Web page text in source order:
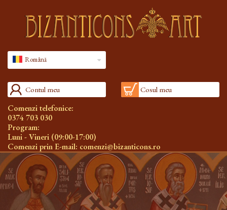
Română
Contul meu Cosul meu
Comenzi telefonice:
0374 703 030
Program:
Luni - Vineri (09:00-17:00)
Comenzi prin E-mail: comenzi@bizanticons.ro